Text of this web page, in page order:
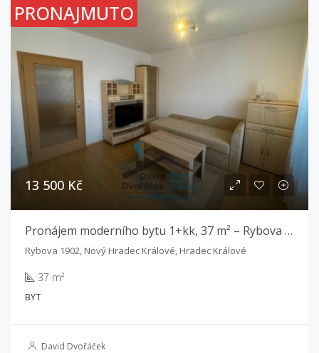
PRONAJMUTO
13 500 Kč
Pronájem moderního bytu 1+kk, 37 m² – Rybova ulice, Hradec Králové
Rybova 1902, Nový Hradec Králové, Hradec Králové
37 m²
BYT
David Dvořáček